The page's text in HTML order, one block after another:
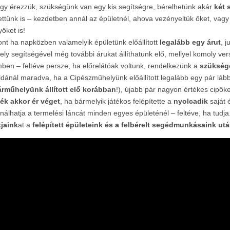
érezzük, szükségünk van egy kis segítségre, bérelhetünk akár két
is – kezdetben annál az épületnél, ahova vezényeltük őket,
is!
ha napközben valamelyik épületünk előállított legalább egy árut ,
segítségével még további árukat állíthatunk elő, mellyel komoly
– feltéve persze, ha előrelátóak voltunk, rendelkezünk a
maradva, ha a Cipészműhelyünk előállított legalább egy pár
állított elő korábban!), újabb pár nagyon értékes
akkor ér véget , ha bármelyik játékos felépítette a nyolcadik saját
a termelési láncát minden egyes épületénél – feltéve, ha
at a felépített épületeink és a felbérelt segédmunkásaink